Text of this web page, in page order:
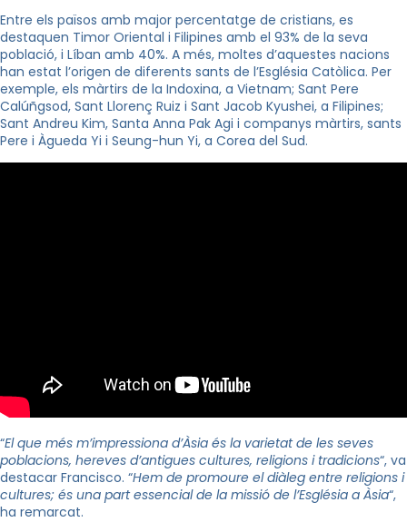
Entre els països amb major percentatge de cristians, es
destaquen Timor Oriental i Filipines amb el 93% de la seva
població, i Líban amb 40%. A més, moltes d’aquestes nacions
han estat l’origen de diferents sants de l’Església Catòlica. Per
exemple, els màrtirs de la Indoxina, a Vietnam; Sant Pere
Calúñgsod, Sant Llorenç Ruiz i Sant Jacob Kyushei, a Filipines;
Sant Andreu Kim, Santa Anna Pak Agi i companys màrtirs, sants
Pere i Àgueda Yi i Seung-hun Yi, a Corea del Sud.
“El que més m’impressiona d’Àsia és la varietat de les seves
poblacions, hereves d’antigues cultures, religions i tradicions“, va
destacar Francisco. “Hem de promoure el diàleg entre religions i
cultures; és una part essencial de la missió de l’Església a Àsia“,
ha remarcat.